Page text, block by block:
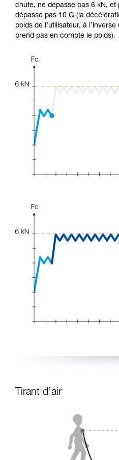
chute, ne dépasse pas 6 kN,
dépasse pas 10 G (la
poids de l’utilisateur, à
prend pas en compte le poids).
Tirant d’air